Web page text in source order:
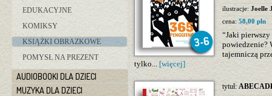
EDUKACYJNE
KOMIKSY
KSIĄŻKI OBRAZKOWE
POMYSŁ NA PREZENT
AUDIOBOOKI DLA DZIECI
MUZYKA DLA DZIECI
ilustracje: Joelle
cena: 58,00 pln
“Jaki
powiedzenie?
tajemniczą
tylko... [więcej]
tytuł: